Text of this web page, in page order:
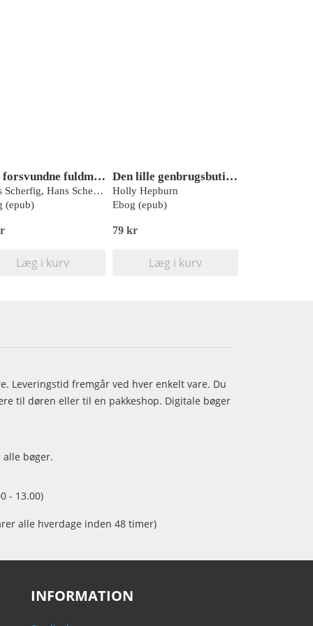
Den forsvundne fuldmægtig
Hans Scherfig, Hans Scherfig
(epub)
Læg i kurv
Den lille genbrugsbutik 4: Juleønsker
Holly Hepburn
Ebog (epub)
79 kr
Læg i kurv
Leveringstid fremgår ved hver enkelt vare. Du
til døren eller til en pakkeshop. Digitale bøger
bøger.
- 13.00)
alle hverdage inden 48 timer)
INFORMATION